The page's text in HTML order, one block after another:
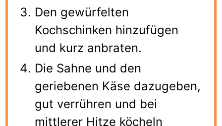
Den gewürfelten
Kochschinken hinzufügen
und kurz anbraten.
Die Sahne und den
geriebenen Käse dazugeben,
gut verrühren und bei
mittlerer Hitze köcheln